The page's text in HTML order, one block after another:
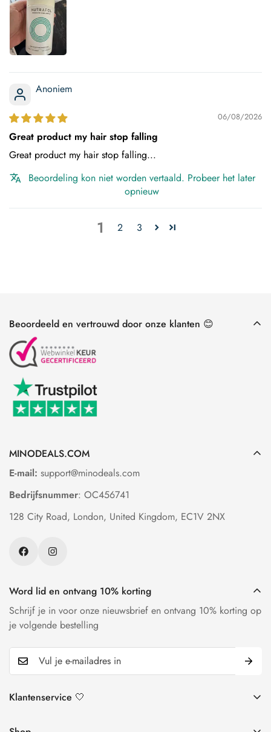
Anoniem
06/08/2026
Great product my hair stop falling
Great product my hair stop falling...
Beoordeling kon niet worden vertaald. Probeer het later
opnieuw
1 2 3
Beoordeeld en vertrouwd door onze klanten 😊
MINODEALS.COM
E-mail: support@minodeals.com
Bedrijfsnummer: OC456741
128 City Road, London, United Kingdom, EC1V 2NX
Klantenservice 🤍
Word lid en ontvang 10% korting
Schrijf je in voor onze nieuwsbrief en ontvang 10% korting op
je volgende bestelling